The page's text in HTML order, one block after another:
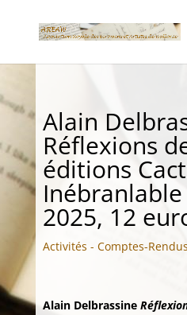
Alain
Réflexions
éditions
Inébranlable
2025, 12
Activités - Comptes-Rendus
Alain Delbrassine